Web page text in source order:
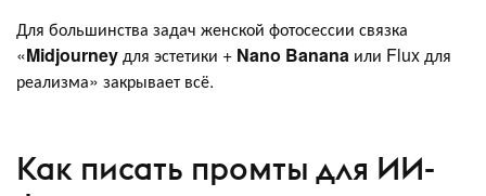
Для большинства задач женской фотосессии связка
«Midjourneyдля эстетики + Nano Banana или Flux для
реализма» закрывает всё.
Как писать промты для ИИ-